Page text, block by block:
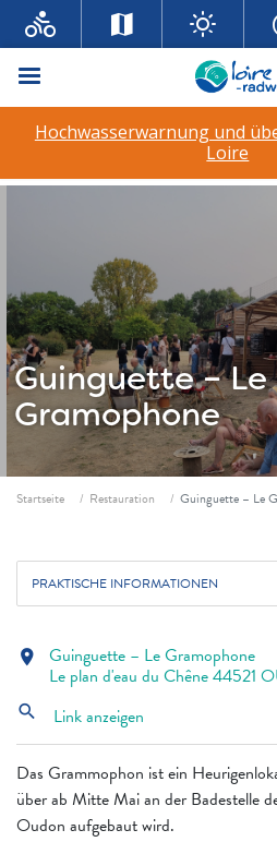
Menü
Hochwasserwarnung und
Loire
Guinguette – Le
Gramophone
Fil d'ariane
Startseite Restauration Guinguette – Le
PRAKTISCHE INFORMATIONEN
Das Grammophon ist ein
über ab Mitte Mai an der Badestelle
Oudon aufgebaut wird.
location_on Guinguette – Le Gramophone
Le plan d'eau du Chêne 44521
search Link anzeigen